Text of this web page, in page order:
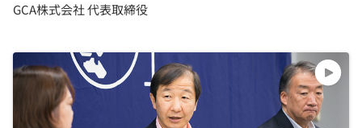
GCA株式会社 代表取締役